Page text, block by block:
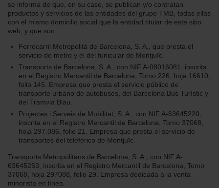
se informa de que, en su caso, se publican y/o contratan
productos y servicios de las entidades del grupo TMB, todas ellas
con el mismo domicilio social que la entidad titular de este sitio
web, y que son:
Ferrocarril Metropolità de Barcelona, S. A., que presta el
servicio de metro y el del funicular de Montjuïc.
Transports de Barcelona, S. A., con NIF A-08016081, inscrita
en el Registro Mercantil de Barcelona, Tomo 226, hoja 16610,
folio 145. Empresa que presta el servicio público de
transporte urbano de autobuses, del Barcelona Bus Turístic y
del Tramvia Blau.
Projectes i Serveis de Mobilitat, S. A., con NIF A-63645220,
inscrita en el Registro Mercantil de Barcelona, Tomo 37068,
hoja 297.086, folio 21. Empresa que presta el servicio de
transportes del teleférico de Montjuïc.
Transports Metropolitans de Barcelona, S. A., con NIF A-
63645253, inscrita en el Registro Mercantil de Barcelona, Tomo
37068, hoja 297088, folio 29. Empresa dedicada a la venta
minorista en línea.